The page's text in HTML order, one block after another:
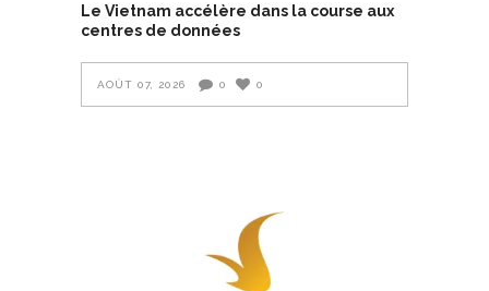
Le Vietnam accélère dans la course aux
centres de données
AOÛT 07, 2026 0 0